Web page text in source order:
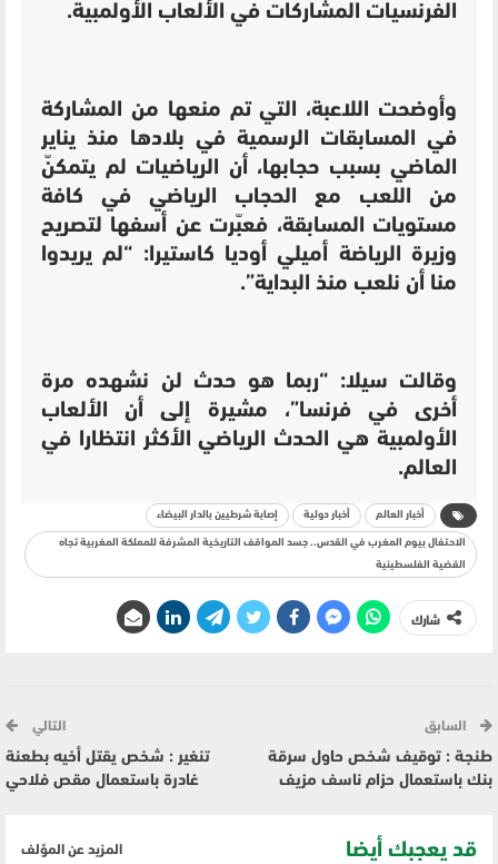
الفرنسيات المشاركات في الألعاب الأولمبية.
وأوضحت اللاعبة، التي تم منعها من المشاركة
في المسابقات الرسمية في بلادها منذ يناير
الماضي بسبب حجابها، أن الرياضيات لم يتمكنّ
من اللعب مع الحجاب الرياضي في كافة
مستويات المسابقة، فعبّرت عن أسفها لتصريح
وزيرة الرياضة أميلي أوديا كاستيرا: “لم يريدوا
منا أن نلعب منذ البداية”.
وقالت سيلا: “ربما هو حدث لن نشهده مرة
أخرى في فرنسا”، مشيرة إلى أن الألعاب
الأولمبية هي الحدث الرياضي الأكثر انتظارا في
العالم.
أخبار العالم أخبار دولية إصابة شرطيين بالدار البيضاء
الاحتفال بيوم المغرب في القدس.. جسد المواقف التاريخية المشرفة للمملكة المغربية تجاه
القضية الفلسطينية
شارك
السابق
طنجة : توقيف شخص حاول سرقة
بنك باستعمال حزام ناسف مزيف
التالي
تنغير : شخص يقتل أخيه بطعنة
غادرة باستعمال مقص فلاحي
قد يعجبك أيضا المزيد عن المؤلف